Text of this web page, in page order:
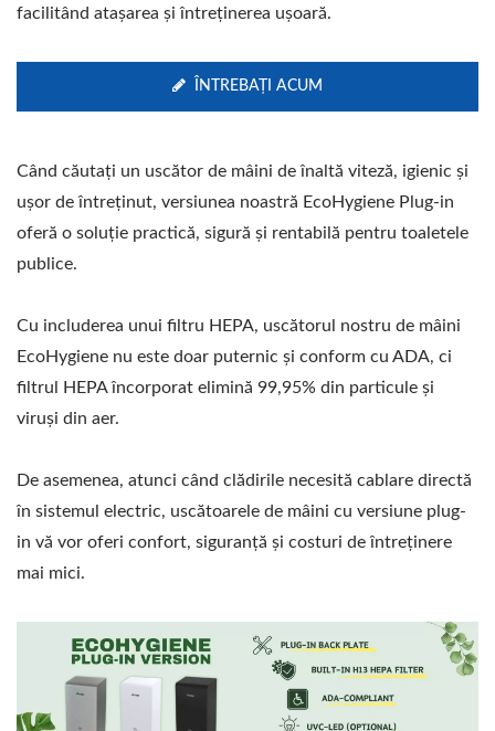
facilitând atașarea și întreținerea ușoară.
ÎNTREBAȚI ACUM
Când căutați un uscător de mâini de înaltă viteză, igienic și
ușor de întreținut, versiunea noastră EcoHygiene Plug-in
oferă o soluție practică, sigură și rentabilă pentru toaletele
publice.
Cu includerea unui filtru HEPA, uscătorul nostru de mâini
EcoHygiene nu este doar puternic și conform cu ADA, ci
filtrul HEPA încorporat elimină 99,95% din particule și
viruși din aer.
De asemenea, atunci când clădirile necesită cablare directă
în sistemul electric, uscătoarele de mâini cu versiune plug-
in vă vor oferi confort, siguranță și costuri de întreținere
mai mici.